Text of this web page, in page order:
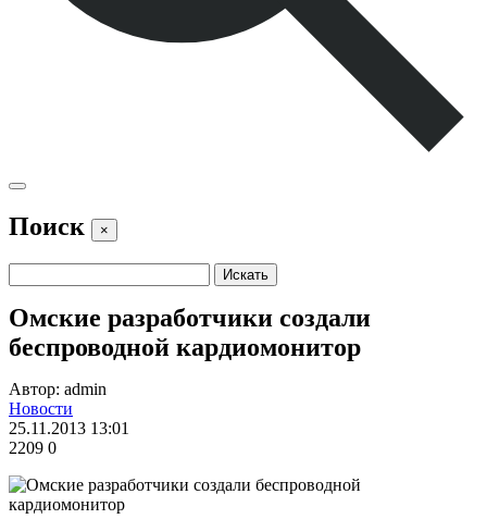
Поиск ×
Омские разработчики создали
беспроводной кардиомонитор
Автор: admin
Новости
25.11.2013 13:01
2209 0